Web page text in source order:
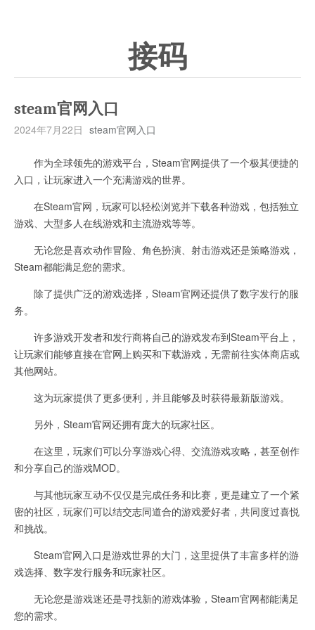
接码
steam官网入口
2024年7月22日 steam官网入口
作为全球领先的游戏平台，Steam官网提供了一个极其便捷的
入口，让玩家进入一个充满游戏的世界。
在Steam官网，玩家可以轻松浏览并下载各种游戏，包括独立
游戏、大型多人在线游戏和主流游戏等等。
无论您是喜欢动作冒险、角色扮演、射击游戏还是策略游戏，
Steam都能满足您的需求。
除了提供广泛的游戏选择，Steam官网还提供了数字发行的服
务。
许多游戏开发者和发行商将自己的游戏发布到Steam平台上，
让玩家们能够直接在官网上购买和下载游戏，无需前往实体商店或
其他网站。
这为玩家提供了更多便利，并且能够及时获得最新版游戏。
另外，Steam官网还拥有庞大的玩家社区。
在这里，玩家们可以分享游戏心得、交流游戏攻略，甚至创作
和分享自己的游戏MOD。
与其他玩家互动不仅仅是完成任务和比赛，更是建立了一个紧
密的社区，玩家们可以结交志同道合的游戏爱好者，共同度过喜悦
和挑战。
Steam官网入口是游戏世界的大门，这里提供了丰富多样的游
戏选择、数字发行服务和玩家社区。
无论您是游戏迷还是寻找新的游戏体验，Steam官网都能满足
您的需求。